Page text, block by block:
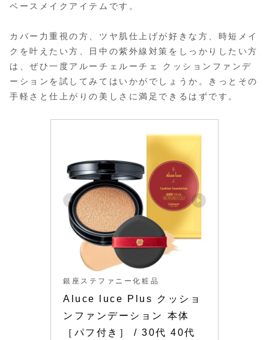
ベースメイクアイテムです。
カバー力重視の方、ツヤ肌仕上げが好きな方、時短メイ
クを叶えたい方、日中の紫外線対策をしっかりしたい方
は、ぜひ一度アルーチェルーチェ クッションファンデ
ーションを試してみてはいかがでしょうか。きっとその
手軽さと仕上がりの美しさに満足できるはずです。
銀座ステファニー化粧品
Aluce luce Plus クッショ
ンファンデーション 本体
［パフ付き］ / 30代 40代